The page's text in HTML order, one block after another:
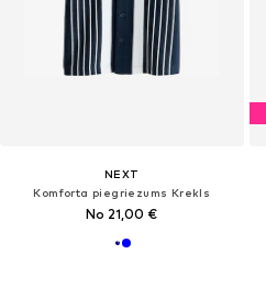
NEXT
Komforta piegriezums Krekls
No 21,00 €